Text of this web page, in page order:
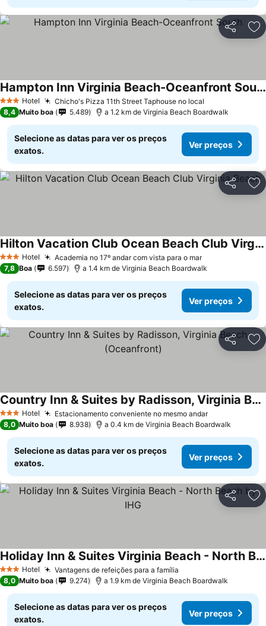
Partilhar
3 EstrelasHotel Chicho's Pizza 11th Street Taphouse no local
Hampton Inn Virginia Beach-Oceanfront South
8,4 Muito boa 5.489 a 1.2 km de Virginia Beach Boardwalk
Selecione as datas para ver os preços
exatos.
Ver preços
Partilhar
3 EstrelasHotel Academia no 17º andar com vista para o mar
Hilton Vacation Club Ocean Beach Club Virginia Beach
7,8 Boa 6.597 a 1.4 km de Virginia Beach Boardwalk
Selecione as datas para ver os preços
exatos.
Ver preços
Partilhar
3 EstrelasHotel Estacionamento conveniente no mesmo andar
Country Inn & Suites by Radisson, Virginia Beach (Oceanfront)
8,0 Muito boa 8.938 a 0.4 km de Virginia Beach Boardwalk
Selecione as datas para ver os preços
exatos.
Ver preços
Partilhar
3 EstrelasHotel Vantagens de refeições para a família
Holiday Inn & Suites Virginia Beach - North Beach by IHG
8,0 Muito boa 9.274 a 1.9 km de Virginia Beach Boardwalk
Selecione as datas para ver os preços
exatos.
Ver preços